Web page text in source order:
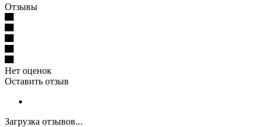
Отзывы
Нет оценок
Оставить отзыв
Загрузка отзывов...